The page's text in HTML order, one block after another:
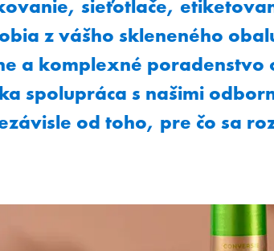
sieťotlače,
z vášho skleneného
a komplexné poradenstvo
spolupráca s našimi
od toho, pre čo sa